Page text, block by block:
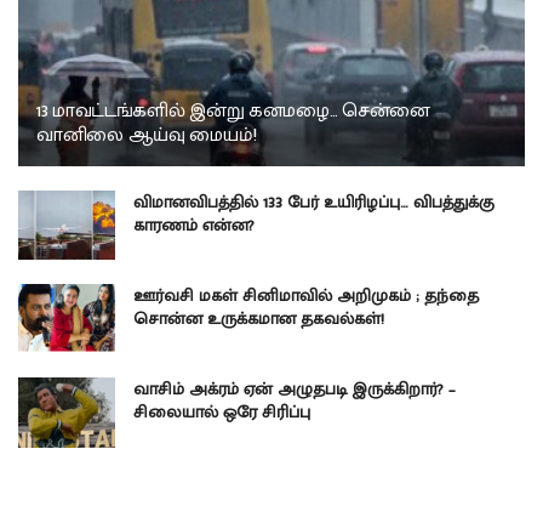
13 மாவட்டங்களில் இன்று கனமழை… சென்னை
வானிலை ஆய்வு மையம்!
விமானவிபத்தில் 133 பேர் உயிரிழப்பு… விபத்துக்கு
காரணம் என்ன?
ஊர்வசி மகள் சினிமாவில் அறிமுகம் ; தந்தை
சொன்ன உருக்கமான தகவல்கள்!
வாசிம் அக்ரம் ஏன் அழுதபடி இருக்கிறார்? –
சிலையால் ஒரே சிரிப்பு